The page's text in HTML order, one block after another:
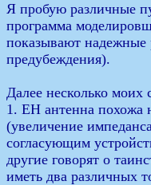
Я пробую различные
программа
показывают надежные
предубеждения).
Далее несколько
1. ЕН антенна похожа
(увеличение
согласующим
другие говорят о
иметь два различных